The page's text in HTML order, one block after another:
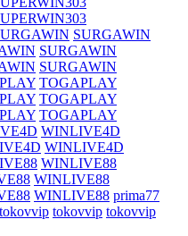
SURGAWIN
SURGAWIN
SURGAWIN
TOGAPLAY
TOGAPLAY
TOGAPLAY
WINLIVE4D
WINLIVE4D
WINLIVE88
WINLIVE88
WINLIVE88 prima77
tokovvip tokovvip tokovvip